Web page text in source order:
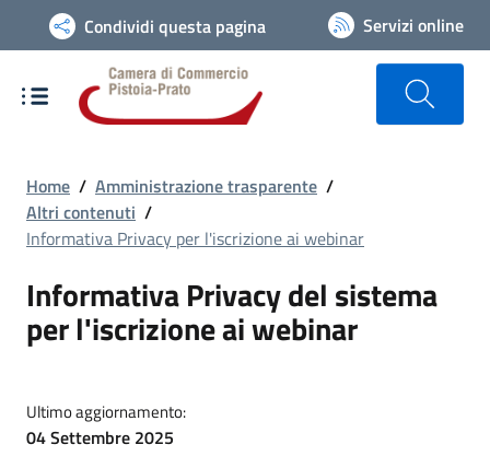
Vai alla navigazione del sito
Condividi questa pagina Servizi online
Home / Amministrazione trasparente /
Altri contenuti /
Informativa Privacy per l'iscrizione ai webinar
Informativa Privacy del sistema
per l'iscrizione ai webinar
Ultimo aggiornamento:
04 Settembre 2025